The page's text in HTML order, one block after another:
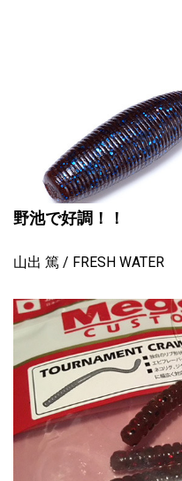
野池で好調！！
山出 篤 FRESH WATER